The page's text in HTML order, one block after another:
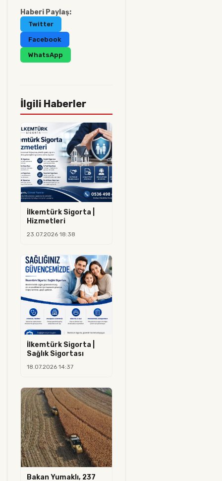
Haberi Paylaş:
Twitter
Facebook
WhatsApp
İlgili Haberler
İlkemtürk Sigorta |
Hizmetleri
23.07.2026 18:38
İlkemtürk Sigorta |
Sağlık Sigortası
18.07.2026 14:37
Bakan Yumaklı, 237